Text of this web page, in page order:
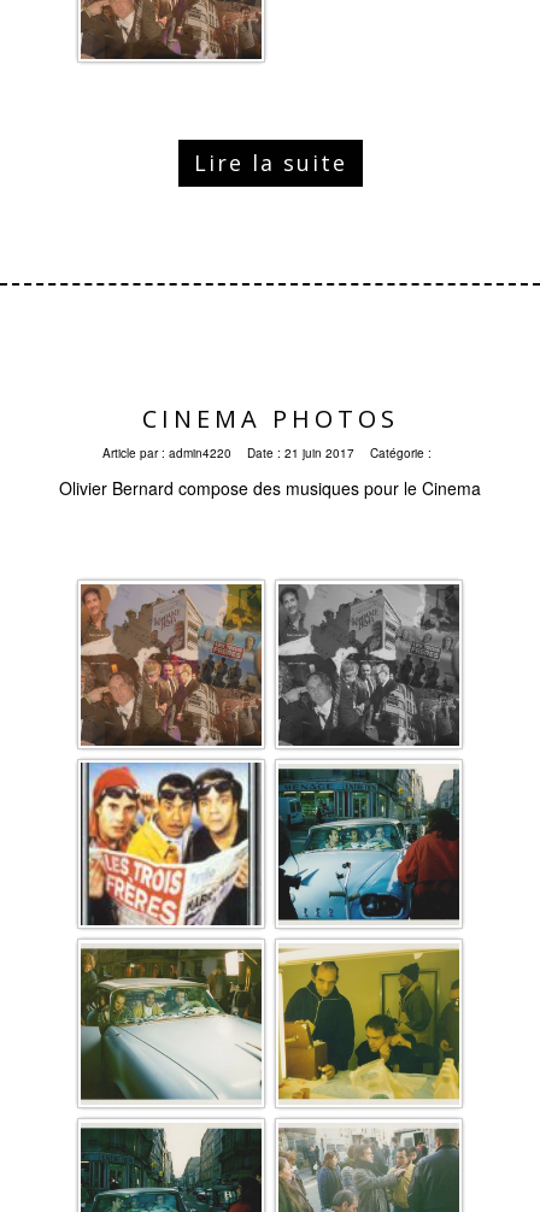
Lire la suite
CINEMA PHOTOS
Article par : admin4220 Date : 21 juin 2017 Catégorie :
Olivier Bernard compose des musiques pour le Cinema